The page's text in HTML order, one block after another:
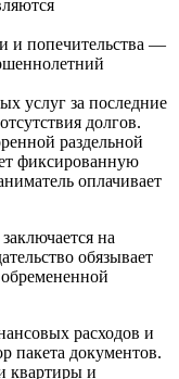
и попечительства —
услуг за последние
долгов.
раздельной
фиксированную
оплачивает
на
обязывает
расходов и
пакета документов.
квартиры и